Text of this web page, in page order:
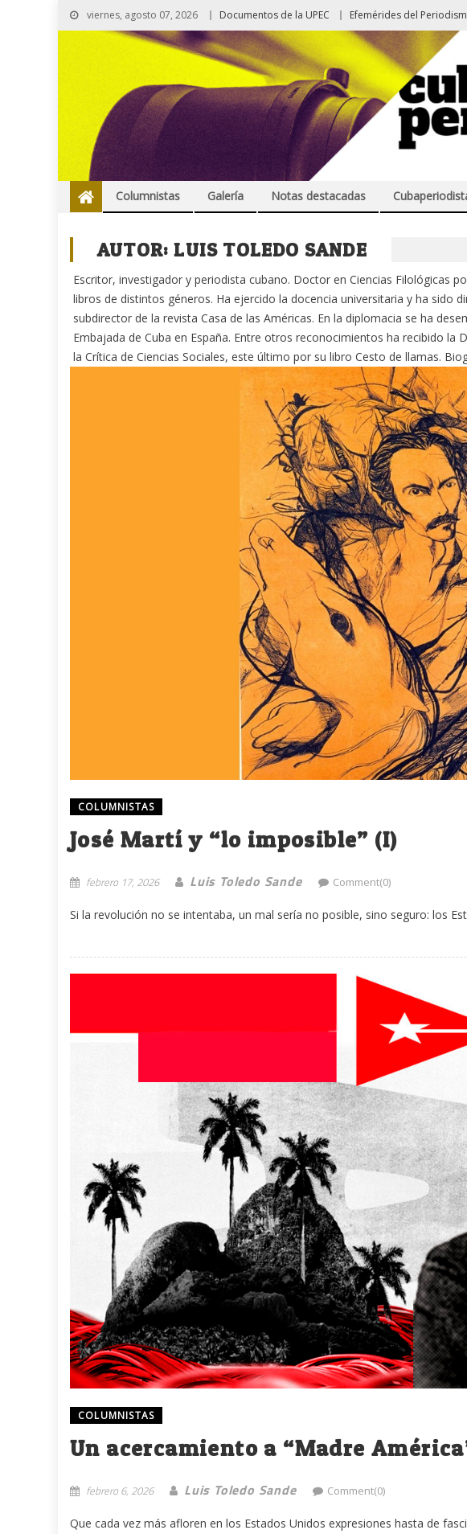
viernes, agosto 07, 2026 Documentos de la UPEC Efemérides del
Columnistas Galería Notas destacadas
AUTOR:LUIS TOLEDO SANDE
Escritor, investigador y periodista cubano. Doctor en Ciencias Filológicas
libros de distintos géneros. Ha ejercido la docencia universitaria y ha sido
subdirector de la revista Casa de las Américas. En la diplomacia se ha
Embajada de Cuba en España. Entre otros reconocimientos ha recibido la
la Crítica de Ciencias Sociales, este último por su libro Cesto de llamas.
COLUMNISTAS
José Martí y “lo imposible” (I)
febrero 17, 2026 Luis Toledo Sande Comment(0)
Si la revolución no se intentaba, un mal sería no posible, sino seguro: los
COLUMNISTAS
Un acercamiento a “Madre
febrero 6, 2026 Luis Toledo Sande Comment(0)
Que cada vez más afloren en los Estados Unidos expresiones hasta de